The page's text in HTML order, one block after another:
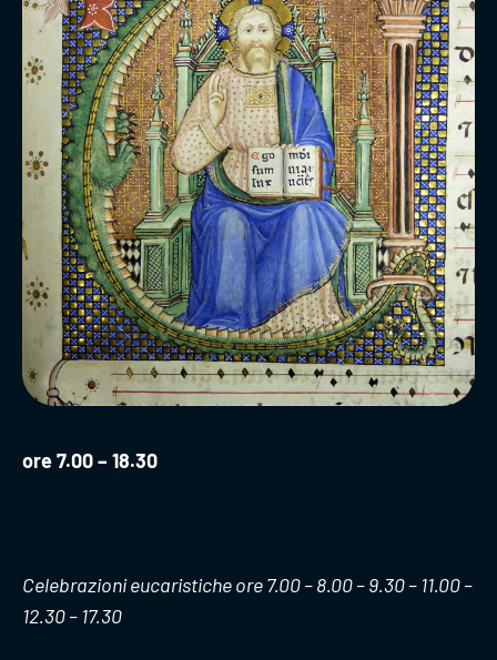
ore 7.00 – 18.30
Celebrazioni eucaristiche ore 7.00 – 8.00 – 9.30 – 11.00 –
12.30 – 17.30